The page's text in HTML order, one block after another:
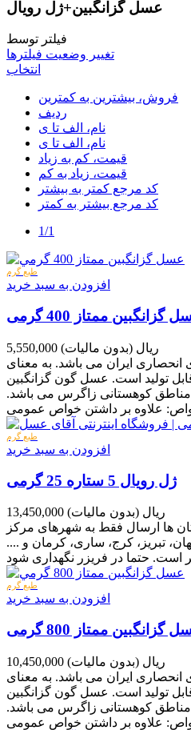
عسل گزانگبین+ژل رویال
فیلتر توسط
تغییر وضعیت فیلترها
انتخاب
فروش، بیشترین به کمترین
ردیف
نام، الف تا ی
نام، الف تا ی
قیمت، کم به زیاد
قیمت، زیاد به کم
کد مرجع کمتر به بیشتر
کد مرجع بیشتر به کمتر
1/1
طبع گرم
افزودن به سبد خرید
گزانگبین ممتاز 400 گرمی
5,550,000 ریال (بدون مالیات)
ایران می باشد. به معنای
قابل تولید است. عسل گون گزانگبین
کوهستانی زاگرس می باشد.
طبع گرم
افزودن به سبد خرید
ژل رویال 5 ستاره 25 گرمی
13,450,000 ریال (بدون مالیات)
ها ارسال فقط به شهرهای مرکز
تبریز، کرج، ساری، کرمان و ....
طبع گرم
افزودن به سبد خرید
گزانگبین ممتاز 800 گرمی
10,450,000 ریال (بدون مالیات)
ایران می باشد. به معنای
قابل تولید است. عسل گون گزانگبین
کوهستانی زاگرس می باشد.